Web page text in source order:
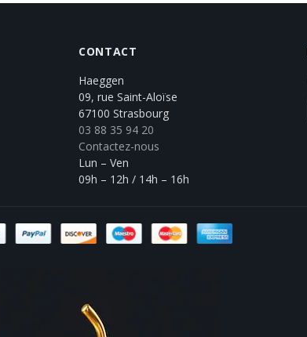
CONTACT
Haeggen
09, rue Saint-Aloïse
67100 Strasbourg
03 88 35 94 20
Contactez-nous
Lun – Ven
09h – 12h / 14h – 16h